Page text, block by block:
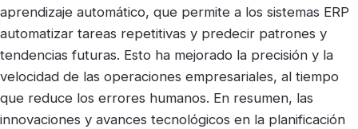
aprendizaje automático, que permite a los sistemas ERP
automatizar tareas repetitivas y predecir patrones y
tendencias futuras. Esto ha mejorado la precisión y la
velocidad de las operaciones empresariales, al tiempo
que reduce los errores humanos. En resumen, las
innovaciones y avances tecnológicos en la planificación